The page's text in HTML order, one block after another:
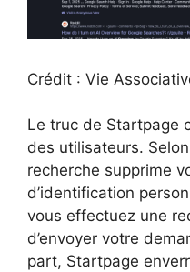
Crédit : Vie
Le truc de Startpage
des utilisateurs.
recherche supprime
d’identification
vous effectuez une
d’envoyer votre
part, Startpage